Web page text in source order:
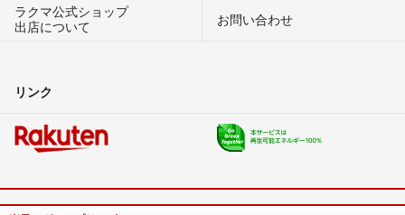
ラクマ公式ショップ
出店について
お問い合わせ
リンク